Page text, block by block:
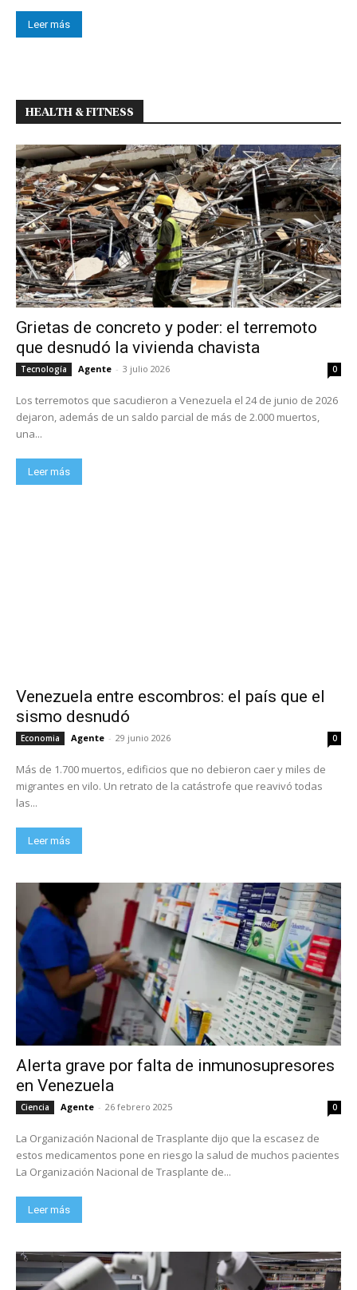
Leer más
HEALTH & FITNESS
Grietas de concreto y poder: el terremoto
que desnudó la vivienda chavista
Tecnología Agente - 3 julio 2026 0
Los terremotos que sacudieron a Venezuela el 24 de junio de 2026
dejaron, además de un saldo parcial de más de 2.000 muertos,
una...
Leer más
Venezuela entre escombros: el país que el
sismo desnudó
Economia Agente - 29 junio 2026 0
Más de 1.700 muertos, edificios que no debieron caer y miles de
migrantes en vilo. Un retrato de la catástrofe que reavivó todas
las...
Leer más
Alerta grave por falta de inmunosupresores
en Venezuela
Ciencia Agente - 26 febrero 2025 0
La Organización Nacional de Trasplante dijo que la escasez de
estos medicamentos pone en riesgo la salud de muchos pacientes
La Organización Nacional de Trasplante de...
Leer más